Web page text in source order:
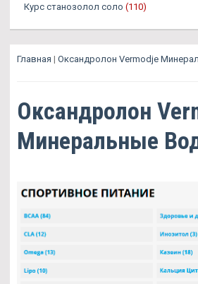
Курс станозолол соло (110)
Главная | Оксандролон Vermodje
Оксандролон
Минеральные